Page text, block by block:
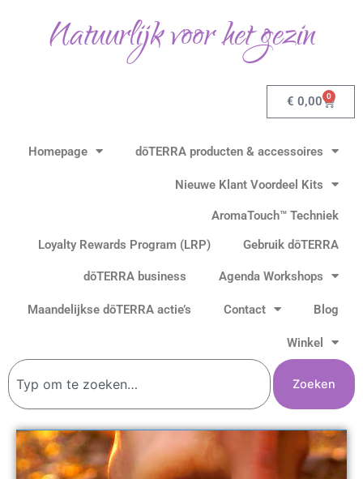
Natuurlijk voor het gezin
€ 0,00 0
Homepage dōTERRA producten & accessoires
Nieuwe Klant Voordeel Kits
AromaTouch™ Techniek
Loyalty Rewards Program (LRP)
Gebruik dōTERRA
dōTERRA business Agenda Workshops
Maandelijkse dōTERRA actie’s Contact Blog
Winkel
Zoeken
Zoeken